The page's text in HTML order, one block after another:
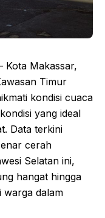
Kota Makassar,
Timur
kondisi cuaca
yang ideal
Data terkini
cerah
Selatan ini,
hangat hingga
warga dalam